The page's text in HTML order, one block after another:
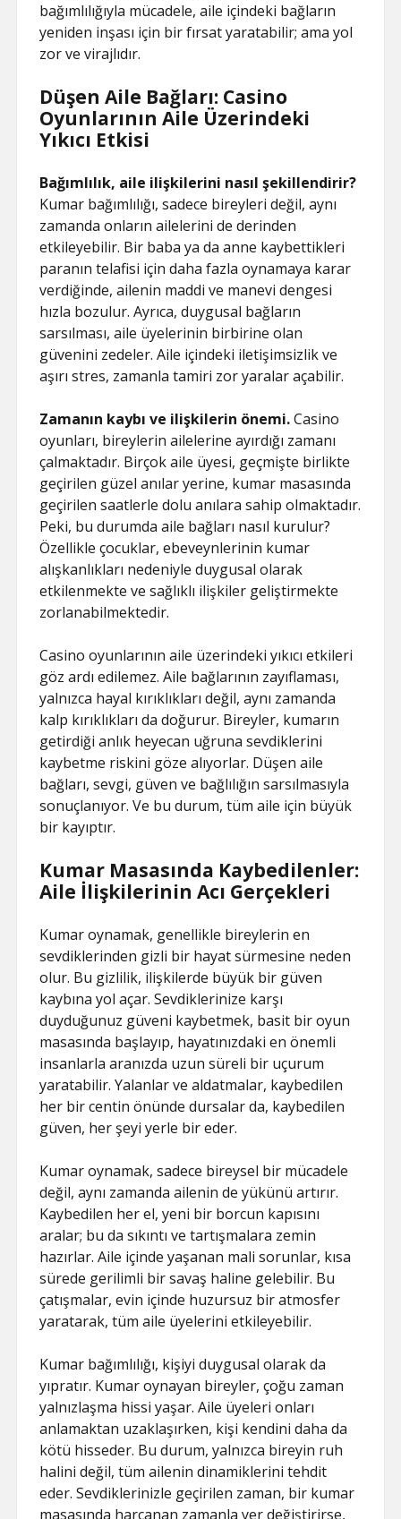
bağımlılığıyla mücadele, aile içindeki bağların
yeniden inşası için bir fırsat yaratabilir; ama yol
zor ve virajlıdır.
Düşen Aile Bağları: Casino
Oyunlarının Aile Üzerindeki
Yıkıcı Etkisi
Bağımlılık, aile ilişkilerini nasıl şekillendirir?
Kumar bağımlılığı, sadece bireyleri değil, aynı
zamanda onların ailelerini de derinden
etkileyebilir. Bir baba ya da anne kaybettikleri
paranın telafisi için daha fazla oynamaya karar
verdiğinde, ailenin maddi ve manevi dengesi
hızla bozulur. Ayrıca, duygusal bağların
sarsılması, aile üyelerinin birbirine olan
güvenini zedeler. Aile içindeki iletişimsizlik ve
aşırı stres, zamanla tamiri zor yaralar açabilir.
Zamanın kaybı ve ilişkilerin önemi.Casino
oyunları, bireylerin ailelerine ayırdığı zamanı
çalmaktadır. Birçok aile üyesi, geçmişte birlikte
geçirilen güzel anılar yerine, kumar masasında
geçirilen saatlerle dolu anılara sahip olmaktadır.
Peki, bu durumda aile bağları nasıl kurulur?
Özellikle çocuklar, ebeveynlerinin kumar
alışkanlıkları nedeniyle duygusal olarak
etkilenmekte ve sağlıklı ilişkiler geliştirmekte
zorlanabilmektedir.
Casino oyunlarının aile üzerindeki yıkıcı etkileri
göz ardı edilemez. Aile bağlarının zayıflaması,
yalnızca hayal kırıklıkları değil, aynı zamanda
kalp kırıklıkları da doğurur. Bireyler, kumarın
getirdiği anlık heyecan uğruna sevdiklerini
kaybetme riskini göze alıyorlar. Düşen aile
bağları, sevgi, güven ve bağlılığın sarsılmasıyla
sonuçlanıyor. Ve bu durum, tüm aile için büyük
bir kayıptır.
Kumar Masasında Kaybedilenler:
Aile İlişkilerinin Acı Gerçekleri
Kumar oynamak, genellikle bireylerin en
sevdiklerinden gizli bir hayat sürmesine neden
olur. Bu gizlilik, ilişkilerde büyük bir güven
kaybına yol açar. Sevdiklerinize karşı
duyduğunuz güveni kaybetmek, basit bir oyun
masasında başlayıp, hayatınızdaki en önemli
insanlarla aranızda uzun süreli bir uçurum
yaratabilir. Yalanlar ve aldatmalar, kaybedilen
her bir centin önünde dursalar da, kaybedilen
güven, her şeyi yerle bir eder.
Kumar oynamak, sadece bireysel bir mücadele
değil, aynı zamanda ailenin de yükünü artırır.
Kaybedilen her el, yeni bir borcun kapısını
aralar; bu da sıkıntı ve tartışmalara zemin
hazırlar. Aile içinde yaşanan mali sorunlar, kısa
sürede gerilimli bir savaş haline gelebilir. Bu
çatışmalar, evin içinde huzursuz bir atmosfer
yaratarak, tüm aile üyelerini etkileyebilir.
Kumar bağımlılığı, kişiyi duygusal olarak da
yıpratır. Kumar oynayan bireyler, çoğu zaman
yalnızlaşma hissi yaşar. Aile üyeleri onları
anlamaktan uzaklaşırken, kişi kendini daha da
kötü hisseder. Bu durum, yalnızca bireyin ruh
halini değil, tüm ailenin dinamiklerini tehdit
eder. Sevdiklerinizle geçirilen zaman, bir kumar
masasında harcanan zamanla yer değiştirirse,